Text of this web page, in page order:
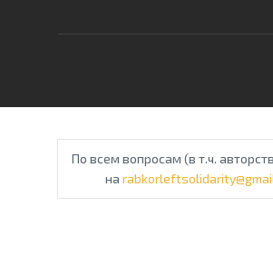
По всем вопросам (в т.ч.
на